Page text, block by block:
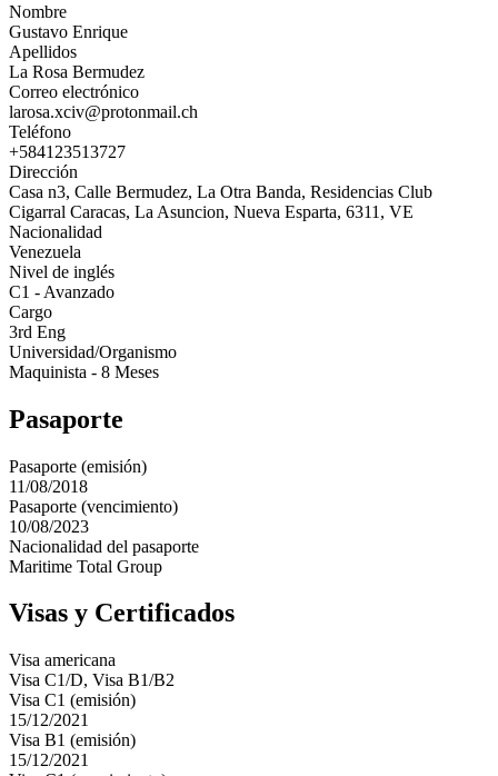
Nombre
Gustavo Enrique
Apellidos
La Rosa Bermudez
Correo electrónico
larosa.xciv@protonmail.ch
Teléfono
+584123513727
Dirección
Casa n3, Calle Bermudez, La Otra Banda, Residencias Club
Cigarral Caracas, La Asuncion, Nueva Esparta, 6311, VE
Nacionalidad
Venezuela
Nivel de inglés
C1 - Avanzado
Cargo
3rd Eng
Universidad/Organismo
Maquinista - 8 Meses
Pasaporte
Pasaporte (emisión)
11/08/2018
Pasaporte (vencimiento)
10/08/2023
Nacionalidad del pasaporte
Maritime Total Group
Visas y Certificados
Visa americana
Visa C1/D, Visa B1/B2
Visa C1 (emisión)
15/12/2021
Visa B1 (emisión)
15/12/2021